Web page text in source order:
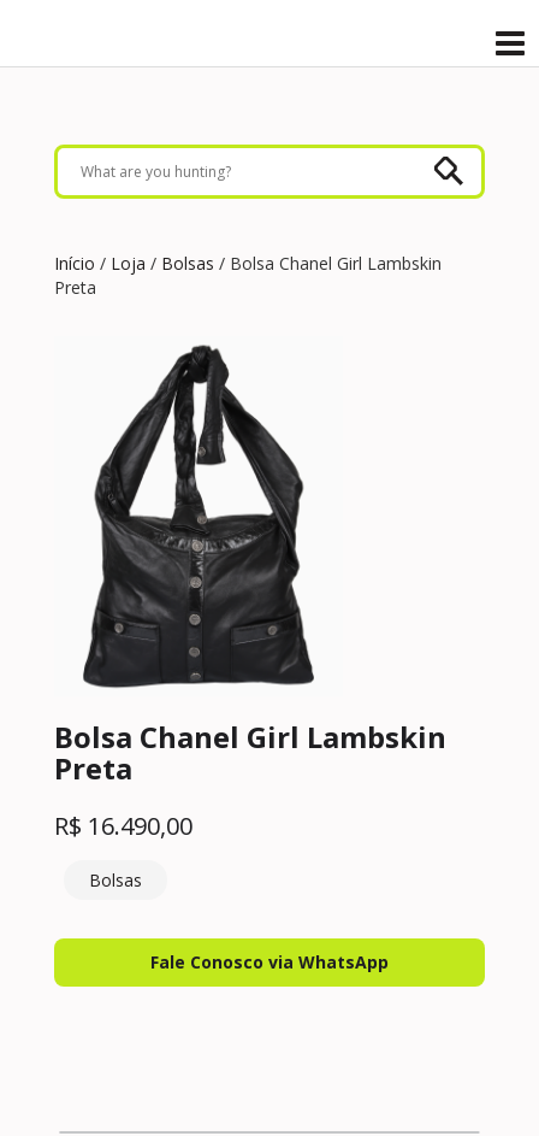
Início / Loja / Bolsas / Bolsa Chanel Girl Lambskin
Preta
Bolsa Chanel Girl Lambskin
Preta
R$ 16.490,00
Bolsas
Fale Conosco via WhatsApp